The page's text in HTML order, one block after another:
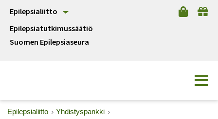
Epilepsialiitto
Epilepsiatutkimussäätiö
Suomen Epilepsiaseura
Epilepsialiitto
Yhdistyspankki